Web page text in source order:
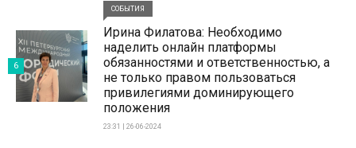
СОБЫТИЯ
Ирина Филатова: Необходимо
наделить онлайн платформы
обязанностями и ответственностью, а
не только правом пользоваться
привилегиями доминирующего
положения
23:31 | 26-06-2024
6